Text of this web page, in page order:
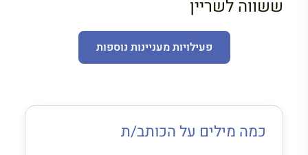
ששווה לשריין
פעילויות מעניינות נוספות
כמה מילים על הכותב/ת